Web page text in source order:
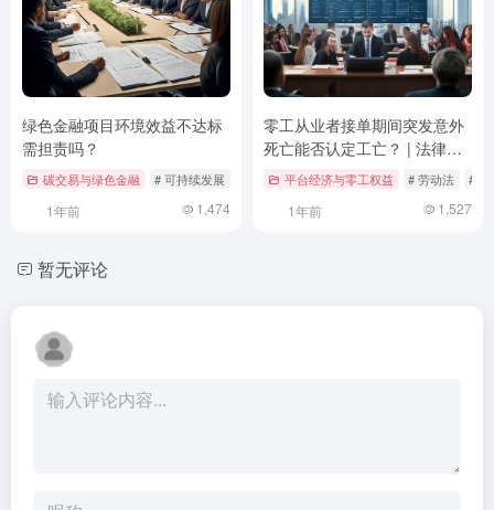
绿色金融项目环境效益不达标
需担责吗？
碳交易与绿色金融 # 可持续发展 # 法律责任 # 环境效益
1年前 1,474
零工从业者接单期间突发意外
死亡能否认定工亡？ | 法律解
析与案例分析
平台经济与零工权益 # 劳动法 # 司
1年前 1,527
暂无评论